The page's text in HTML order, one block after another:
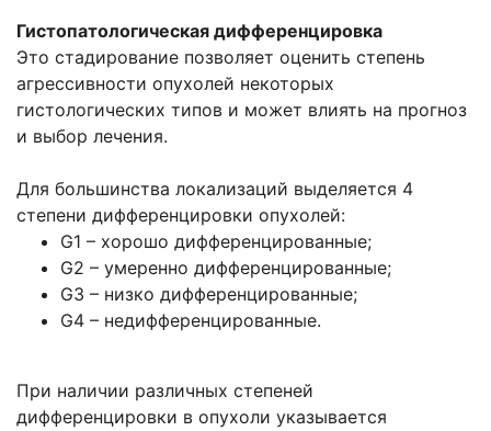
Гистопатологическая дифференцировка
Это стадирование позволяет оценить степень
агрессивности опухолей некоторых
гистологических типов и может влиять на прогноз
и выбор лечения.
Для большинства локализаций выделяется 4
степени дифференцировки опухолей:
G1 – хорошо дифференцированные;
G2 – умеренно дифференцированные;
G3 – низко дифференцированные;
G4 – недифференцированные.
При наличии различных степеней
дифференцировки в опухоли указывается